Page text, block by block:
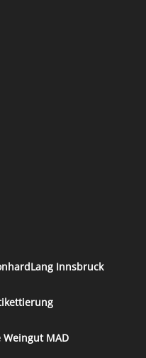
Innsbruck
Weingut MAD